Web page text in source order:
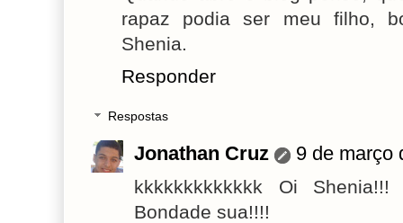
rapaz podia ser meu filho,
Shenia.
Responder
Respostas
Jonathan Cruz 9 de março
kkkkkkkkkkkkk Oi
Bondade sua!!!!